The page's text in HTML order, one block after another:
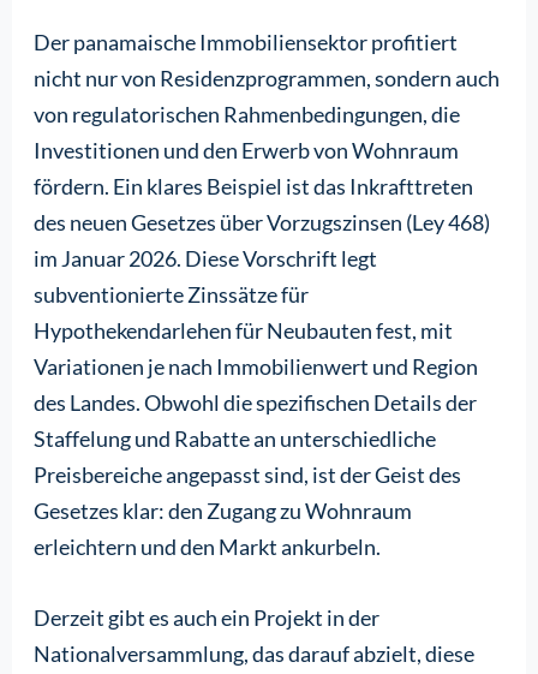
Der panamaische Immobiliensektor profitiert
nicht nur von Residenzprogrammen, sondern auch
von regulatorischen Rahmenbedingungen, die
Investitionen und den Erwerb von Wohnraum
fördern. Ein klares Beispiel ist das Inkrafttreten
des neuen Gesetzes über Vorzugszinsen (Ley 468)
im Januar 2026. Diese Vorschrift legt
subventionierte Zinssätze für
Hypothekendarlehen für Neubauten fest, mit
Variationen je nach Immobilienwert und Region
des Landes. Obwohl die spezifischen Details der
Staffelung und Rabatte an unterschiedliche
Preisbereiche angepasst sind, ist der Geist des
Gesetzes klar: den Zugang zu Wohnraum
erleichtern und den Markt ankurbeln.
Derzeit gibt es auch ein Projekt in der
Nationalversammlung, das darauf abzielt, diese